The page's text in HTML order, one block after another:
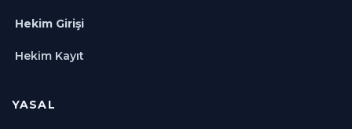
Hekim Girişi
Hekim Kayıt
YASAL